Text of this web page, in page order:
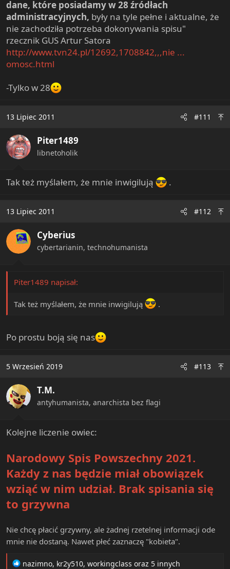
dane, które posiadamy w 28 źródłach
administracyjnych, były na tyle pełne i aktualne, że
nie zachodziła potrzeba dokonywania spisu"
rzecznik GUS Artur Satora
http://www.tvn24.pl/12692,1708842,,,nie ...
omosc.html
-Tylko w 28
13 Lipiec 2011 #111
Piter1489
libnetoholik
Tak też myślałem, że mnie inwigilują .
13 Lipiec 2011 #112
Cyberius
cybertarianin, technohumanista
Piter1489 napisał:
Tak też myślałem, że mnie inwigilują .
Po prostu boją się nas
5 Wrzesień 2019 #113
T.M.
antyhumanista, anarchista bez flagi
Kolejne liczenie owiec:
Narodowy Spis Powszechny 2021.
Każdy z nas będzie miał obowiązek
wziąć w nim udział. Brak spisania się
to grzywna
Nie chcę płacić grzywny, ale żadnej rzetelnej informacji ode
mnie nie dostaną. Nawet płeć zaznaczę "kobieta".
R
nazimno, kr2y510, workingclass oraz 5 innych